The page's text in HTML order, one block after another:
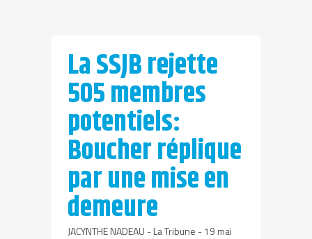
La SSJB rejette
505 membres
potentiels:
Boucher réplique
par une mise en
demeure
JACYNTHE NADEAU - La Tribune - 19 mai